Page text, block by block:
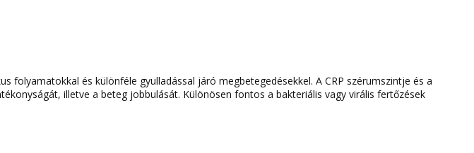
folyamatokkal és különféle gyulladással járó megbetegedésekkel. A CRP szérumszintje és a
illetve a beteg jobbulását. Különösen fontos a bakteriális vagy virális fertőzések